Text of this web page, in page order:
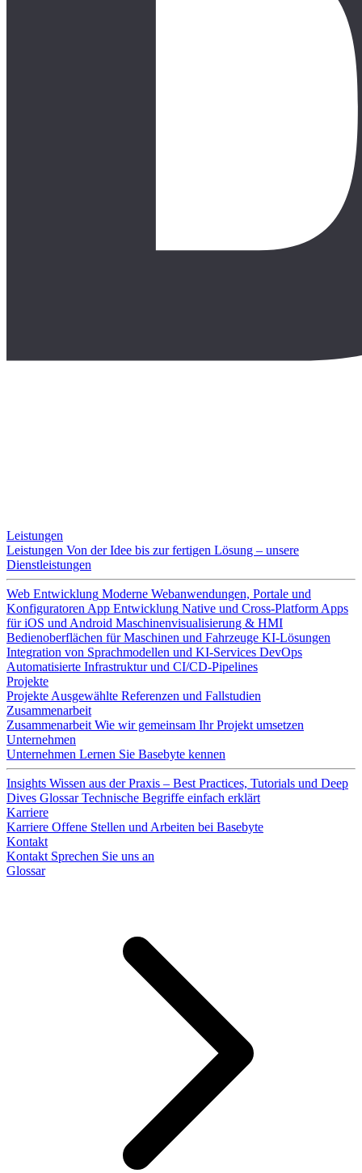
Leistungen
Leistungen Von der Idee bis zur fertigen Lösung – unsere
Dienstleistungen
Web Entwicklung Moderne Webanwendungen, Portale und
Konfiguratoren App Entwicklung Native und Cross-Platform Apps
für iOS und Android Maschinenvisualisierung & HMI
Bedienoberflächen für Maschinen und Fahrzeuge KI-Lösungen
Integration von Sprachmodellen und KI-Services DevOps
Automatisierte Infrastruktur und CI/CD-Pipelines
Projekte
Projekte Ausgewählte Referenzen und Fallstudien
Zusammenarbeit
Zusammenarbeit Wie wir gemeinsam Ihr Projekt umsetzen
Unternehmen
Unternehmen Lernen Sie Basebyte kennen
Insights Wissen aus der Praxis – Best Practices, Tutorials und Deep
Dives Glossar Technische Begriffe einfach erklärt
Karriere
Karriere Offene Stellen und Arbeiten bei Basebyte
Kontakt
Kontakt Sprechen Sie uns an
Glossar